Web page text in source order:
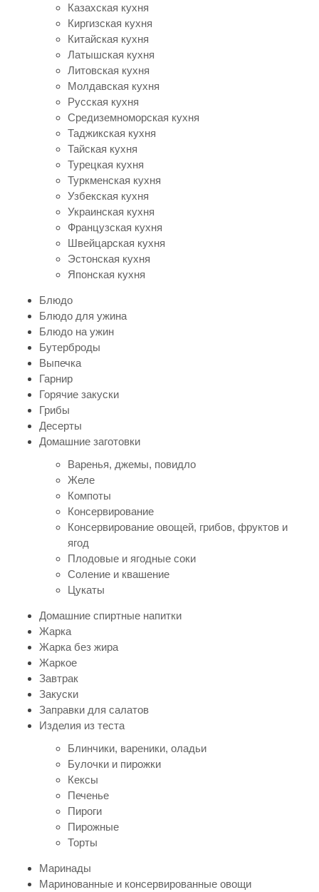
Казахская кухня
Киргизская кухня
Китайская кухня
Латышская кухня
Литовская кухня
Молдавская кухня
Русская кухня
Средиземноморская кухня
Таджикская кухня
Тайская кухня
Турецкая кухня
Туркменская кухня
Узбекская кухня
Украинская кухня
Французская кухня
Швейцарская кухня
Эстонская кухня
Японская кухня
Блюдо
Блюдо для ужина
Блюдо на ужин
Бутерброды
Выпечка
Гарнир
Горячие закуски
Грибы
Десерты
Домашние заготовки
Варенья, джемы, повидло
Желе
Компоты
Консервирование
Консервирование овощей, грибов, фруктов и
ягод
Плодовые и ягодные соки
Соление и квашение
Цукаты
Домашние спиртные напитки
Жарка
Жарка без жира
Жаркое
Завтрак
Закуски
Заправки для салатов
Изделия из теста
Блинчики, вареники, оладьи
Булочки и пирожки
Кексы
Печенье
Пироги
Пирожные
Торты
Маринады
Маринованные и консервированные овощи